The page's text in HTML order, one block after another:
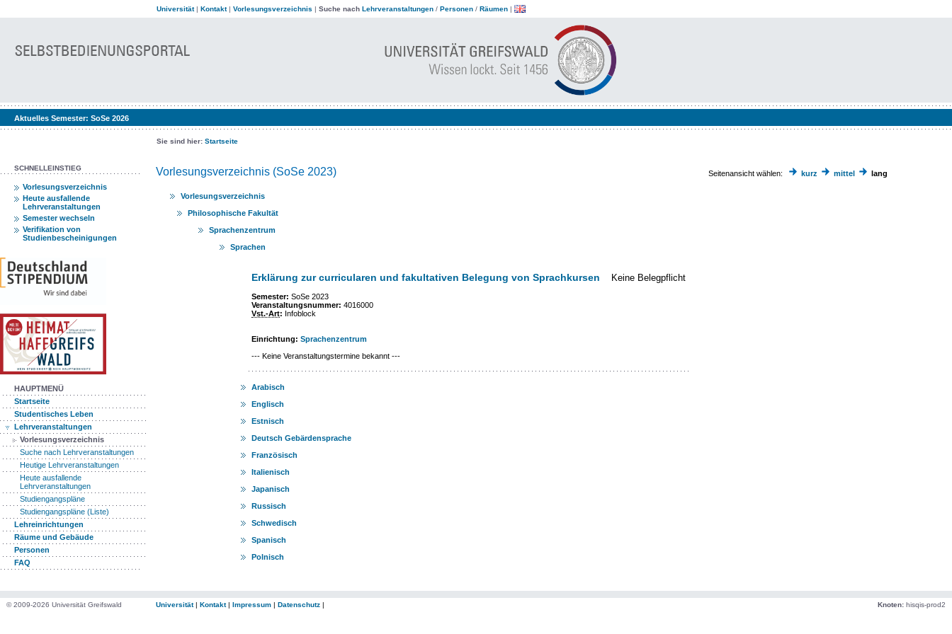
Universität| Kontakt| Vorlesungsverzeichnis | Suche nach Lehrveranstaltungen / Personen / Räumen |
Aktuelles Semester: SoSe 2026
Sie sind hier: Startseite
SCHNELLEINSTIEG
Vorlesungsverzeichnis
Heute ausfallende
Lehrveranstaltungen
Semester wechseln
Verifikation von
Studienbescheinigungen
HAUPTMENÜ
Startseite
Studentisches Leben
Lehrveranstaltungen
Vorlesungsverzeichnis
Suche nach Lehrveranstaltungen
Heutige Lehrveranstaltungen
Heute ausfallende
Lehrveranstaltungen
Studiengangspläne
Studiengangspläne (Liste)
Lehreinrichtungen
Räume und Gebäude
Personen
FAQ
Vorlesungsverzeichnis (SoSe 2023) Seitenansicht wählen: kurz mittel lang
Vorlesungsverzeichnis
Philosophische Fakultät
Sprachenzentrum
Sprachen
Erklärung zur curricularen und fakultativen Belegung von Sprachkursen Keine Belegpflicht
Semester: SoSe 2023
Veranstaltungsnummer: 4016000
Vst.-Art: Infoblock
Einrichtung: Sprachenzentrum
--- Keine Veranstaltungstermine bekannt ---
Arabisch
Englisch
Estnisch
Deutsch Gebärdensprache
Französisch
Italienisch
Japanisch
Russisch
Schwedisch
Spanisch
Polnisch
© 2009-2026 Universität Greifswald Universität| Kontakt| Impressum | Datenschutz | Knoten: hisqis-prod2